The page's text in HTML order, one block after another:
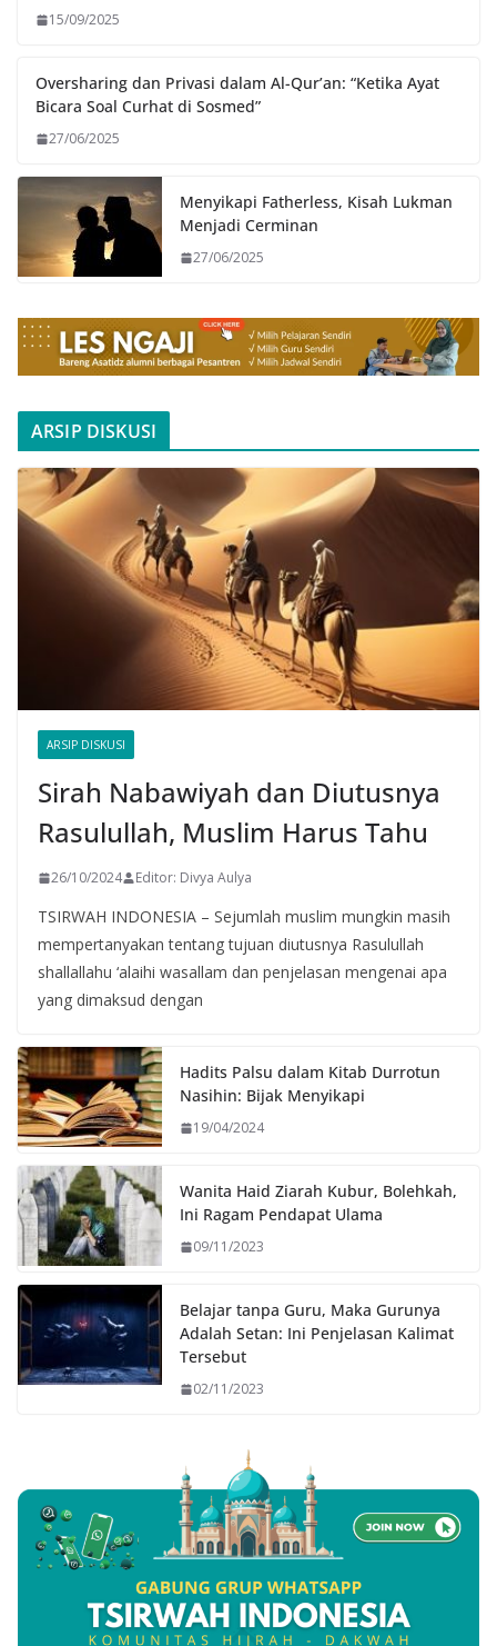
15/09/2025
Oversharing dan Privasi dalam Al-Qur’an: “Ketika Ayat
Bicara Soal Curhat di Sosmed”
27/06/2025
Menyikapi Fatherless, Kisah Lukman
Menjadi Cerminan
27/06/2025
ARSIP DISKUSI
ARSIP DISKUSI
Sirah Nabawiyah dan Diutusnya
Rasulullah, Muslim Harus Tahu
26/10/2024 Editor: Divya Aulya
TSIRWAH INDONESIA – Sejumlah muslim mungkin masih
mempertanyakan tentang tujuan diutusnya Rasulullah
shallallahu ‘alaihi wasallam dan penjelasan mengenai apa
yang dimaksud dengan
Hadits Palsu dalam Kitab Durrotun
Nasihin: Bijak Menyikapi
19/04/2024
Wanita Haid Ziarah Kubur, Bolehkah,
Ini Ragam Pendapat Ulama
09/11/2023
Belajar tanpa Guru, Maka Gurunya
Adalah Setan: Ini Penjelasan Kalimat
Tersebut
02/11/2023